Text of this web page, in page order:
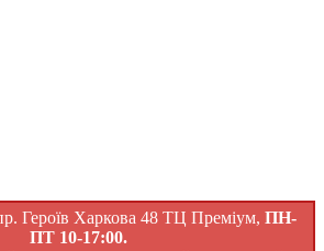
Героїв Харкова 48 ТЦ Преміум, ПН-
ПТ 10-17:00.